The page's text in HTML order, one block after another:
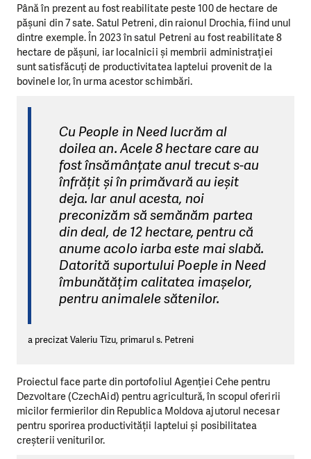
Până în prezent au fost reabilitate peste 100 de hectare de
pășuni din 7 sate. Satul Petreni, din raionul Drochia, fiind unul
dintre exemple. În 2023 în satul Petreni au fost reabilitate 8
hectare de pășuni, iar localnicii și membrii administrației
sunt satisfăcuți de productivitatea laptelui provenit de la
bovinele lor, în urma acestor schimbări.
Cu People in Need lucrăm al
doilea an. Acele 8 hectare care au
fost însămânțate anul trecut s-au
înfrățit și în primăvară au ieșit
deja. Iar anul acesta, noi
preconizăm să semănăm partea
din deal, de 12 hectare, pentru că
anume acolo iarba este mai slabă.
Datorită suportului Poeple in Need
îmbunătățim calitatea imașelor,
pentru animalele sătenilor.
a precizat Valeriu Tizu, primarul s. Petreni
Proiectul face parte din portofoliul Agenției Cehe pentru
Dezvoltare (CzechAid) pentru agricultură, în scopul oferirii
micilor fermierilor din Republica Moldova ajutorul necesar
pentru sporirea productivității laptelui și posibilitatea
creșterii veniturilor.